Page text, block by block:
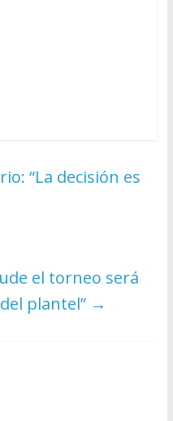
“La decisión es
el torneo será
plantel” →